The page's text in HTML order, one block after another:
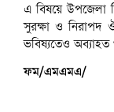
এ বিষয়ে উপজেলা
সুরক্ষা ও নিরাপদ
ভবিষ্যতেও অব্যাহত
ফম/এমএমএ/